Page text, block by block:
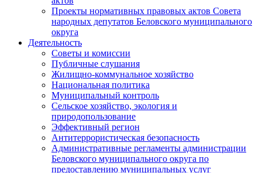
Проекты нормативных правовых актов Совета
народных депутатов Беловского муниципального
округа
Деятельность
Советы и комиссии
Публичные слушания
Жилищно-коммунальное хозяйство
Национальная политика
Муниципальный контроль
Сельское хозяйство, экология и
природопользование
Эффективный регион
Антитеррористическая безопасность
Административные регламенты администрации
Беловского муниципального округа по
предоставлению муниципальных услуг